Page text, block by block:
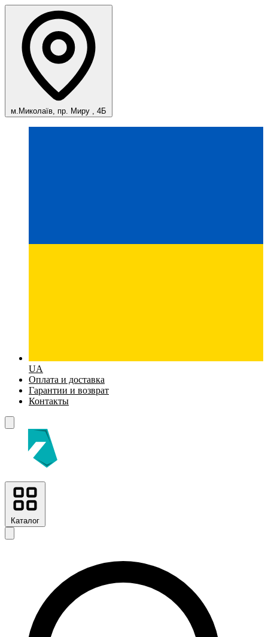
м.Миколаїв, пр. Миру , 4Б
UA
Оплата и доставка
Гарантии и возврат
Контакты
Каталог